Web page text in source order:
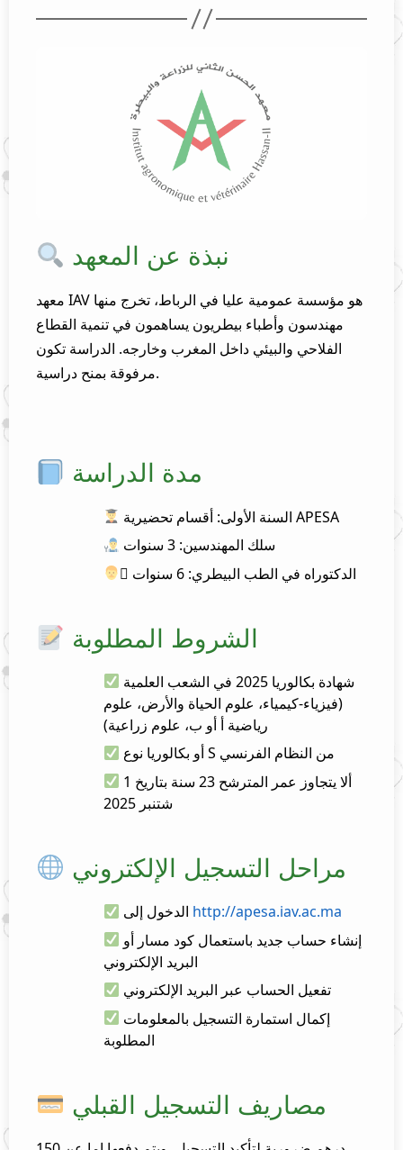
نبذة عن المعهد
معهد IAV هو مؤسسة عمومية عليا في الرباط، تخرج منها
مهندسون وأطباء بيطريون يساهمون في تنمية القطاع
الفلاحي والبيئي داخل المغرب وخارجه. الدراسة تكون
مرفوقة بمنح دراسية.
مدة الدراسة
السنة الأولى: أقسام تحضيرية APESA
سلك المهندسين: 3 سنوات
‍⚕ الدكتوراه في الطب البيطري: 6 سنوات
الشروط المطلوبة
(فيزياء-كيمياء، علوم الحياة والأرض، علوم
رياضية أ أو ب، علوم زراعية)
أو بكالوريا نوع S من النظام الفرنسي
شتنبر 2025
مراحل التسجيل الإلكتروني
http://apesa.iav.ac.ma
البريد الإلكتروني
تفعيل الحساب عبر البريد الإلكتروني
المطلوبة
مصاريف التسجيل القبلي